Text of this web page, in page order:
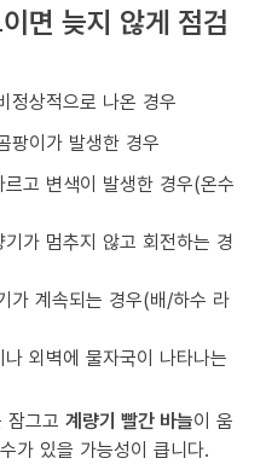
면 늦지 않게 점검
정상적으로 나온 경우
팡이가 발생한 경우
고 변색이 발생한 경우(온수
가 멈추지 않고 회전하는 경
가 계속되는 경우(배/하수 라
외벽에 물자국이 나타나는
잠그고 계량기 빨간 바늘이 움
가 있을 가능성이 큽니다.